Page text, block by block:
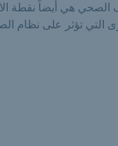
هي أيضاً نقطة
التي تؤثر على نظام